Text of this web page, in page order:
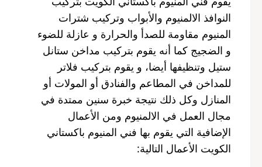
النوافذ الالمنيوم والأبواب وتركيب شترات
المنيوم مقاومة للصدأ والحرارة و عازلة للضوء
و الضجيج كما أنه يقوم بتركيب مداخن ستانل
ستيل وتنظيفها أيضا، و يقوم بتركيب فلاتر
للمداخن في المطاعم والفنادق أو المولات أو
المنازل وكل ذلك نتيجة خبرة سنين ممتدة في
مجال العمل في الالمنيوم ومن الأعمال
الإضافية التي يقوم بها فني المنيوم باكستاني
الكويت الأعمال التالية: